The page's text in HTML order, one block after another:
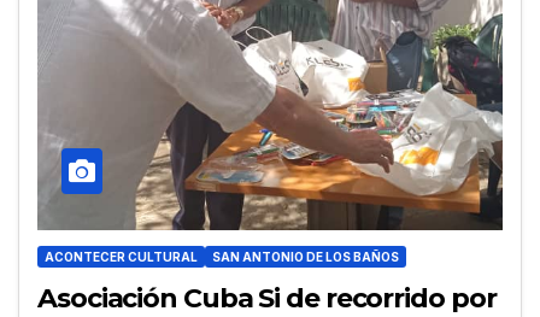
ACONTECER CULTURAL SAN ANTONIO DE LOS BAÑOS
Asociación Cuba Si de recorrido por